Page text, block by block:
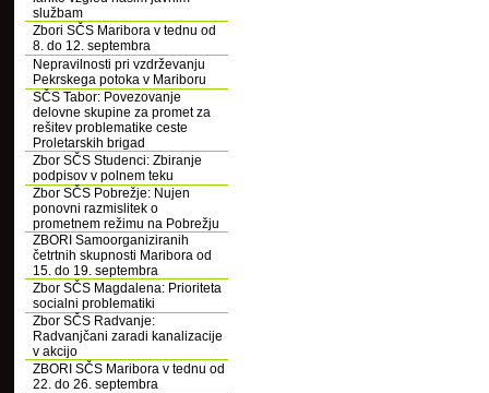
službam
Zbori SČS Maribora v tednu od
8. do 12. septembra
Nepravilnosti pri vzdrževanju
Pekrskega potoka v Mariboru
SČS Tabor: Povezovanje
delovne skupine za promet za
rešitev problematike ceste
Proletarskih brigad
Zbor SČS Studenci: Zbiranje
podpisov v polnem teku
Zbor SČS Pobrežje: Nujen
ponovni razmislitek o
prometnem režimu na Pobrežju
ZBORI Samoorganiziranih
četrtnih skupnosti Maribora od
15. do 19. septembra
Zbor SČS Magdalena: Prioriteta
socialni problematiki
Zbor SČS Radvanje:
Radvanjčani zaradi kanalizacije
v akcijo
ZBORI SČS Maribora v tednu od
22. do 26. septembra